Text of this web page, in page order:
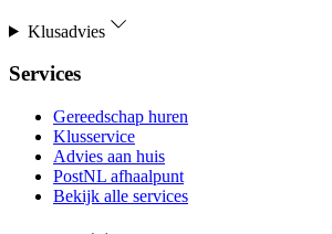
Klusadvies
Services
Gereedschap huren
Klusservice
Advies aan huis
PostNL afhaalpunt
Bekijk alle services